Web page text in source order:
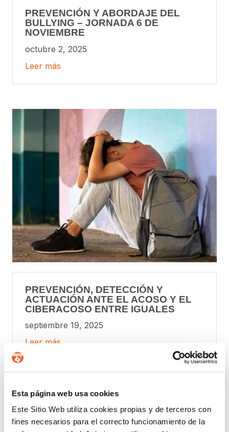
Esta página web usa cookies
Este Sitio Web utiliza cookies propias y de terceros con
fines necesarios para el correcto funcionamiento de la
PREVENCIÓN Y ABORDAJE DEL
BULLYING – JORNADA 6 DE
NOVIEMBRE
octubre 2, 2025
Leer más
PREVENCIÓN, DETECCIÓN Y
ACTUACIÓN ANTE EL ACOSO Y EL
CIBERACOSO ENTRE IGUALES
septiembre 19, 2025
Leer más